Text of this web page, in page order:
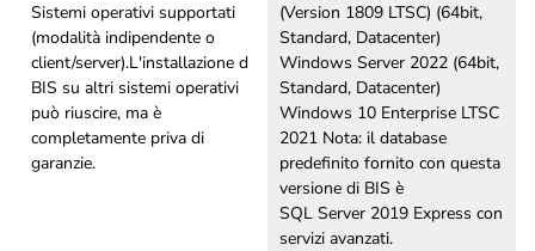
Sistemi operativi supportati
(modalità indipendente o
client/server).L'installazione d
BIS su altri sistemi operativi
può riuscire, ma è
completamente priva di
garanzie.
(Version 1809 LTSC) (64bit,
Standard, Datacenter)
Windows Server 2022 (64bit,
Standard, Datacenter)
Windows 10 Enterprise LTSC
2021 Nota: il database
predefinito fornito con questa
versione di BIS è
SQL Server 2019 Express con
servizi avanzati.